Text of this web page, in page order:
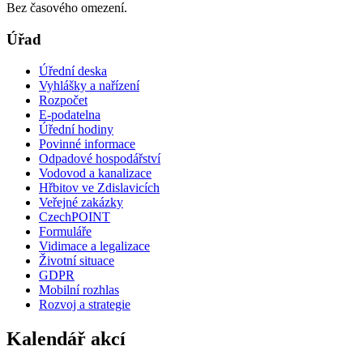
Bez časového omezení.
Úřad
Úřední deska
Vyhlášky a nařízení
Rozpočet
E-podatelna
Úřední hodiny
Povinné informace
Odpadové hospodářství
Vodovod a kanalizace
Hřbitov ve Zdislavicích
Veřejné zakázky
CzechPOINT
Formuláře
Vidimace a legalizace
Životní situace
GDPR
Mobilní rozhlas
Rozvoj a strategie
Kalendář akcí